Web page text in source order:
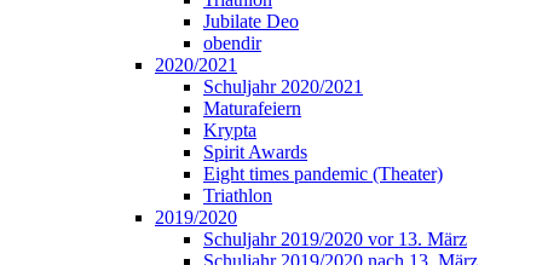
Jubilate Deo
obendir
2020/2021
Schuljahr 2020/2021
Maturafeiern
Krypta
Spirit Awards
Eight times pandemic (Theater)
Triathlon
2019/2020
Schuljahr 2019/2020 vor 13. März
Schuljahr 2019/2020 nach 13. März